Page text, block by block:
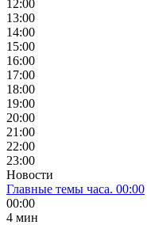
12:00
13:00
14:00
15:00
16:00
17:00
18:00
19:00
20:00
21:00
22:00
23:00
Новости
Главные темы часа. 00:00
00:00
4 мин